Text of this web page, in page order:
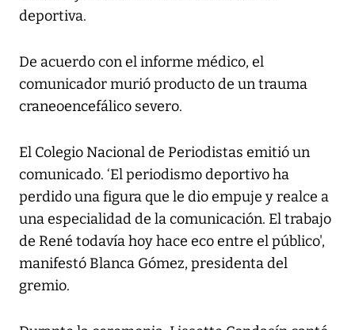
deportiva.
De acuerdo con el informe médico, el
comunicador murió producto de un trauma
craneoencefálico severo.
El Colegio Nacional de Periodistas emitió un
comunicado. ‘El periodismo deportivo ha
perdido una figura que le dio empuje y realce a
una especialidad de la comunicación. El trabajo
de René todavía hoy hace eco entre el público',
manifestó Blanca Gómez, presidenta del
gremio.